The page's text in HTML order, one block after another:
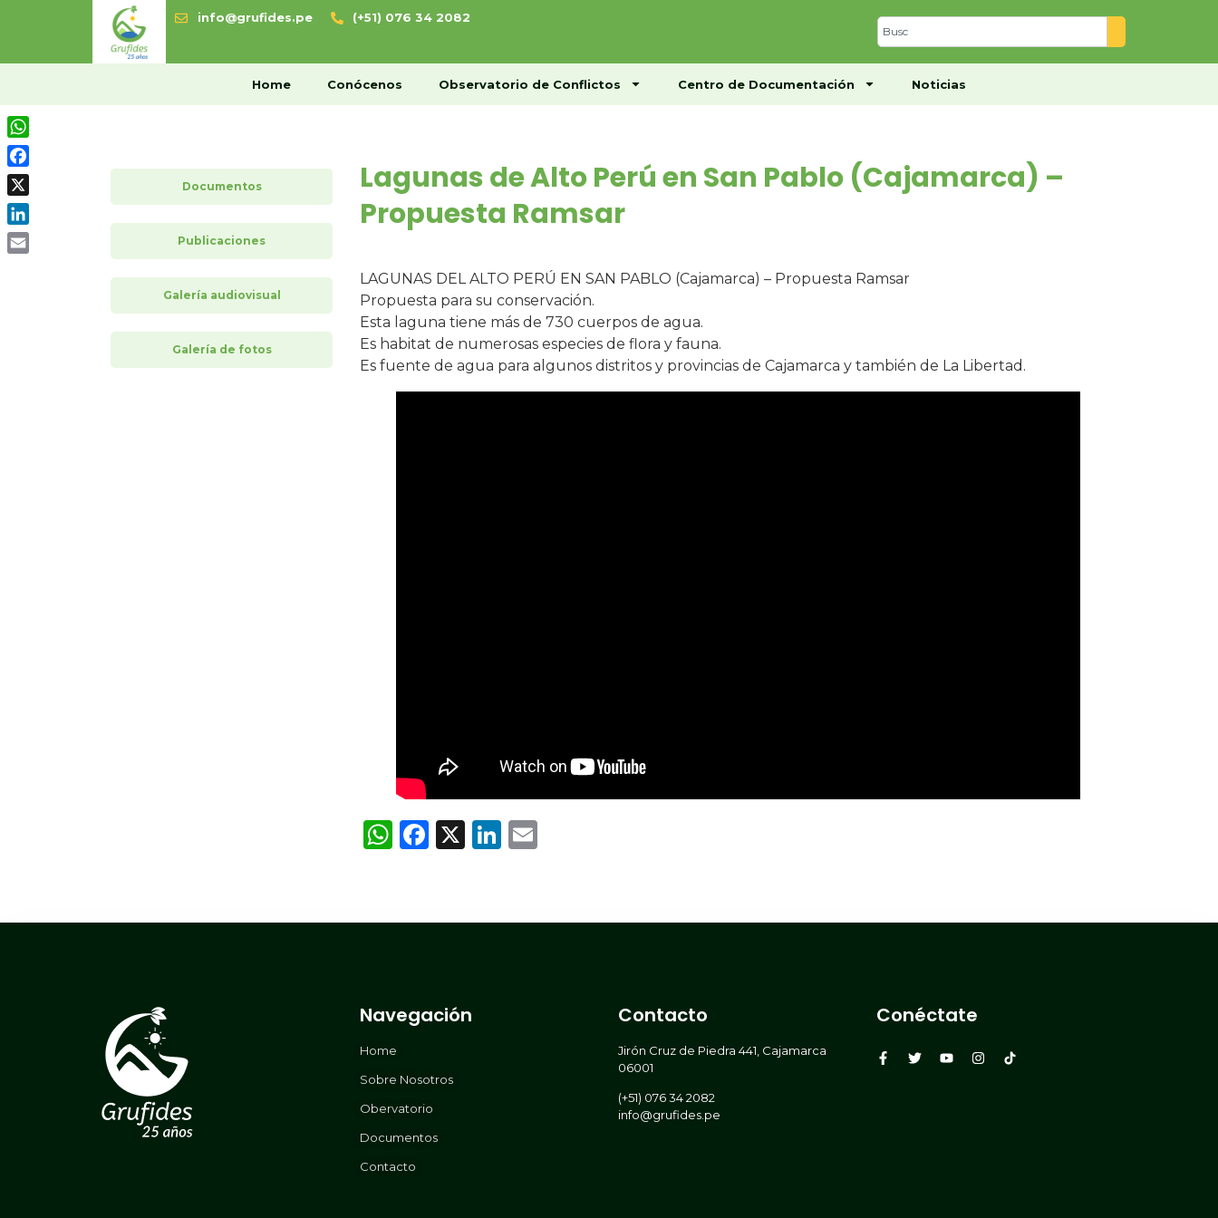
info@grufides.pe (+51) 076 34 2082
Home Conócenos Observatorio de Conflictos Centro de Documentación Noticias
Home Conócenos Centro de Documentación Noticias
Documentos
Publicaciones
Galería audiovisual
Galería de fotos
Lagunas de Alto Perú en San Pablo (Cajamarca) –
Propuesta Ramsar
LAGUNAS DEL ALTO PERÚ EN SAN PABLO (Cajamarca) – Propuesta Ramsar
Propuesta para su conservación.
Esta laguna tiene más de 730 cuerpos de agua.
Es habitat de numerosas especies de flora y fauna.
Es fuente de agua para algunos distritos y provincias de Cajamarca y también de La Libertad.
WhatsApp
Facebook
X LinkedIn
Navegación
Home
Sobre Nosotros
Obervatorio
Documentos
Contacto
Contacto
Jirón Cruz de Piedra 441, Cajamarca
06001
(+51) 076 34 2082
info@grufides.pe
Conéctate
WhatsApp
Facebook
X
LinkedIn